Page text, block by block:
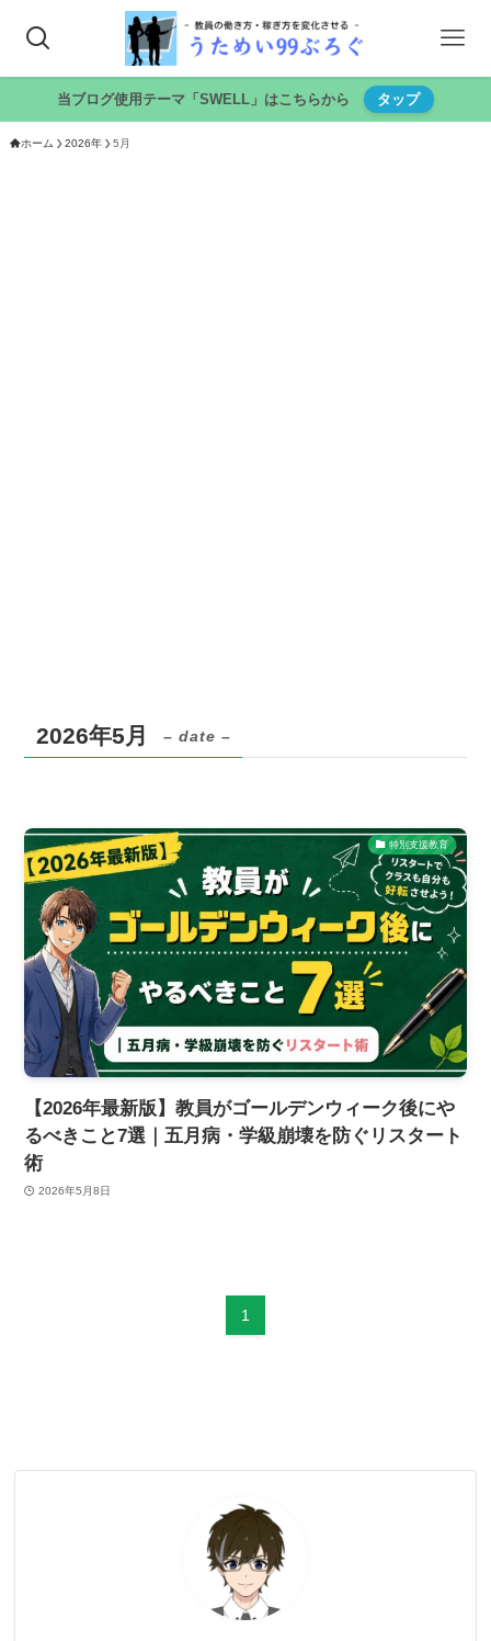
当ブログ使用テーマ「SWELL」はこちらから タップ
ホーム 2026年 5月
2026年5月 – date –
特別支援教育
【2026年最新版】教員がゴールデンウィーク後にや
るべきこと7選｜五月病・学級崩壊を防ぐリスタート
術
2026年5月8日
1